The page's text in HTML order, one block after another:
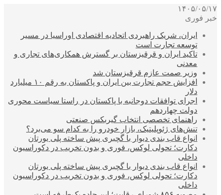
۱۴۰۵/۰۵/۱۷
خبر فوری
ایران، شریک راهبردی اتحادیه اقتصادی اوراسیا در مسیر
توسعه تجارت است
تاکید ایران و قرقیزستان بر گسترش همکاری‌های تجاری و
معدنی
وزیر صمت عازم قرقیزستان شد
افزایش حجم تجارت بین ایران و پاکستان به رقم ۱۰ میلیارد
دلار
اجرای توافقات دوجانبه با پاکستان در راستا سیاست محوری
دولت چهاردهم
راهنمای تخصصی انتخاب گیربکس صنعتی
تنش‌های ژئوپلیتیک، بازار خودرو را به کدام سو می‌برد؟
انواع قاب بندی دیوار با گچبری پیش ساخته پلی یورتان
دکارت؛ تحولی لوکس، فوری و بدون تخریب در دکوراسیون
داخلی
انواع قاب بندی دیوار با گچبری پیش ساخته پلی یورتان
دکارت؛ تحولی لوکس، فوری و بدون تخریب در دکوراسیون
داخلی